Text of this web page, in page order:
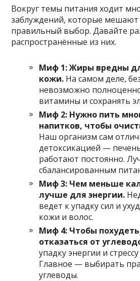
Вокруг темы питания ходит
заблуждений, которые мешают
правильный выбор. Давайте
распространённые из них.
Миф 1: Жиры вредны
кожи. На самом деле,
невозможно
витамины и сохранять
Миф 2: Нужно пить
напитков, чтобы
Наш организм сам
детоксикацией —
работают постоянно.
сбалансированным
Миф 3: Чем меньше
лучше для энергии.
ведет к упадку сил и
кожи и волос.
Миф 4: Чтобы
отказаться от
упадку энергии и
Главное — выбирать
углеводы.